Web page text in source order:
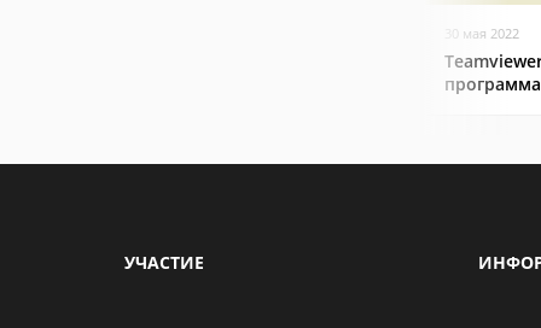
30 мая 2022
программа
УЧАСТИЕ